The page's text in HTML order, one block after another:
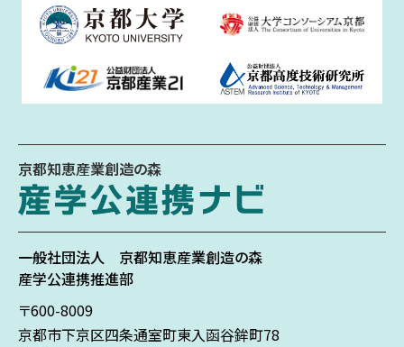
京都知恵産業創造の森
一般社団法人 京都知恵産業創造の森
産学公連携推進部
〒600-8009
京都市下京区四条通室町東入函谷鉾町78